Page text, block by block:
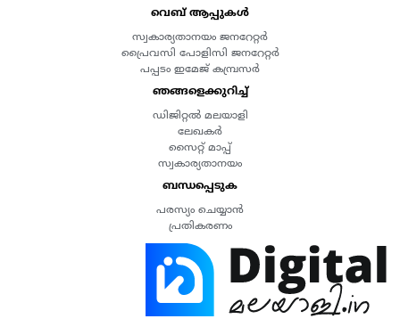
വെബ് ആപ്പുകൾ
സ്വകാര്യതാനയം ജനറേറ്റർ
പ്രൈവസി പോളിസി ജനറേറ്റർ
പപ്പടം ഇമേജ് കമ്പ്രസർ
ഞങ്ങളെക്കുറിച്ച്
ഡിജിറ്റൽ മലയാളി
ലേഖകർ
സൈറ്റ് മാപ്പ്
സ്വകാര്യതാനയം
ബന്ധപ്പെടുക
പരസ്യം ചെയ്യാൻ
പ്രതികരണം